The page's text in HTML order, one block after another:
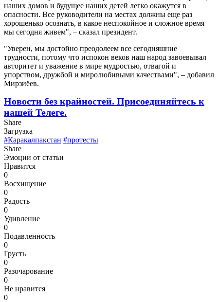
наших домов и будущее наших детей легко окажутся в
опасности. Все руководители на местах должны еще раз
хорошенько осознать, в какое неспокойное и сложное время
мы сегодня живем", – сказал президент.
"Уверен, мы достойно преодолеем все сегодняшние
трудности, потому что испокон веков наш народ завоевывал
авторитет и уважение в мире мудростью, отвагой и
упорством, дружбой и миролюбивыми качествами", – добавил
Мирзиёев.
Новости без крайностей. Присоединяйтесь к
нашей Телеге.
Share
Загрузка
#Каракалпакстан #протесты
Share
Эмоции от статьи
Нравится
0
Восхищение
0
Радость
0
Удивление
0
Подавленность
0
Грусть
0
Разочарование
0
Не нравится
0